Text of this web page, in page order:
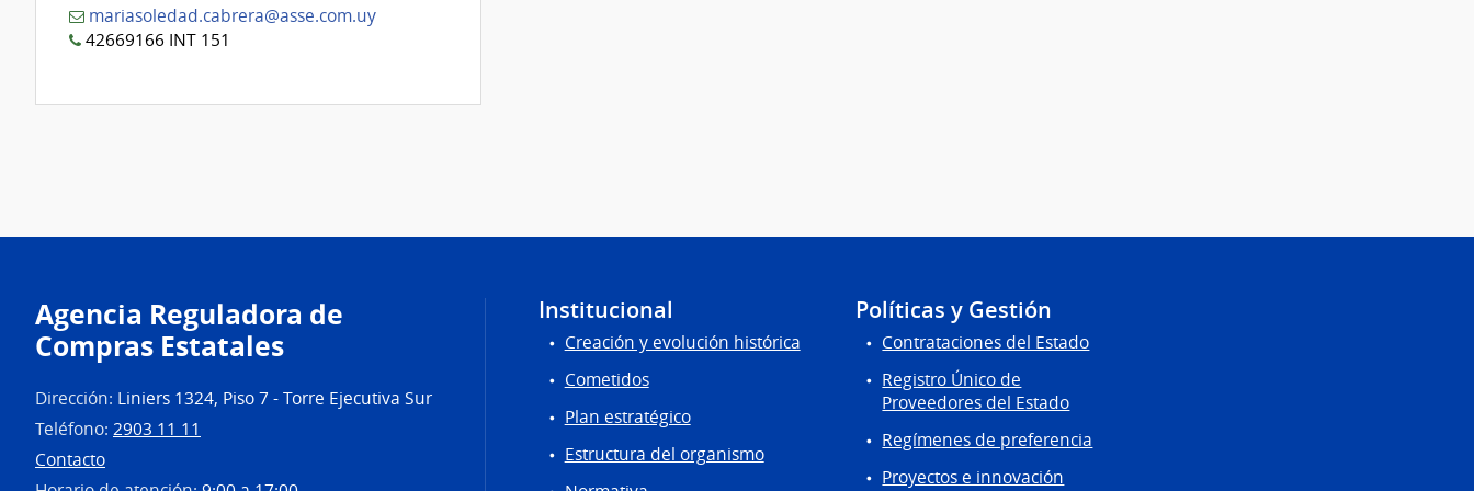
mariasoledad.cabrera@asse.com.uy
42669166 INT 151
Agencia Reguladora de
Compras Estatales
Dirección: Liniers 1324, Piso 7 - Torre Ejecutiva Sur
Teléfono: 2903 11 11
Contacto
Institucional
Creación y evolución histórica
Cometidos
Plan estratégico
Estructura del organismo
Políticas y Gestión
Contrataciones del Estado
Registro Único de
Proveedores del Estado
Regímenes de preferencia
Proyectos e innovación